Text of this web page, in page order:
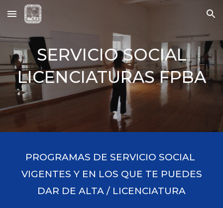
Skip to main content Skip to navigation
SERVICIO SOCIAL
LICENCIATURAS FPBA
PROGRAMAS DE SERVICIO SOCIAL
VIGENTES Y EN LOS QUE TE PUEDES
DAR DE ALTA / LICENCIATURA